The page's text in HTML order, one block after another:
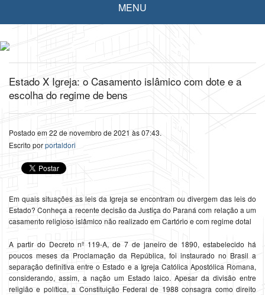
MENU
Estado X Igreja: o Casamento islâmico com dote e a
escolha do regime de bens
Postado em 22 de novembro de 2021 às 07:43.
Escrito porportaldori
Em quais situações as leis da Igreja se encontram ou divergem das leis do
Estado? Conheça a recente decisão da Justiça do Paraná com relação a um
casamento religioso islâmico não realizado em Cartório e com regime dotal
A partir do Decreto nº 119-A, de 7 de janeiro de 1890, estabelecido há
poucos meses da Proclamação da República, foi instaurado no Brasil a
separação definitiva entre o Estado e a Igreja Católica Apostólica Romana,
considerando, assim, a nação um Estado laico. Apesar da divisão entre
religião e política, a Constituição Federal de 1988 consagra como direito